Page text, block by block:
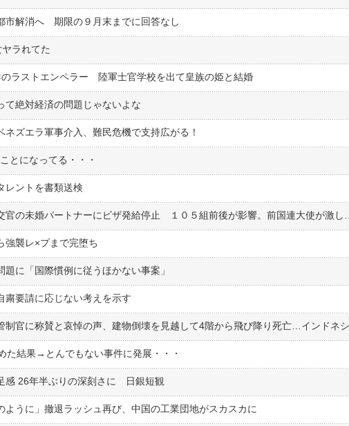
市解消へ 期限の９月末までに回答なし
ラれてた
のラストエンペラー 陸軍士官学校を出て皇族の姫と結婚
て絶対経済の問題じゃないよな
ネズエラ軍事介入、難民危機で支持広がる！
とになってる・・・
ントを書類送検
強襲レ×プまで完堕ち
題に「国際慣例に従うほかない事案」
粛要請に応じない考えを示す
た結果→とんでもない事件に発展・・・
感 26年半ぶりの深刻さに 日銀短観
ように」撤退ラッシュ再び、中国の工業団地がスカスカに